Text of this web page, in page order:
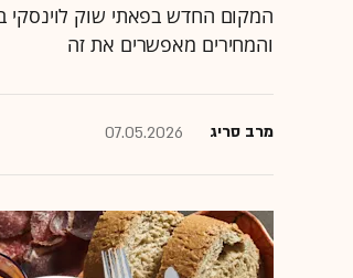
המקום החדש בפאתי שוק
והמחירים מאפשרים את זה
מרב סריג 07.05.2026